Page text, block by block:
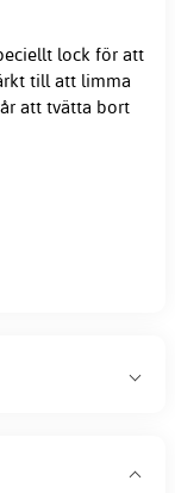
lock för att
till att limma
att tvätta bort